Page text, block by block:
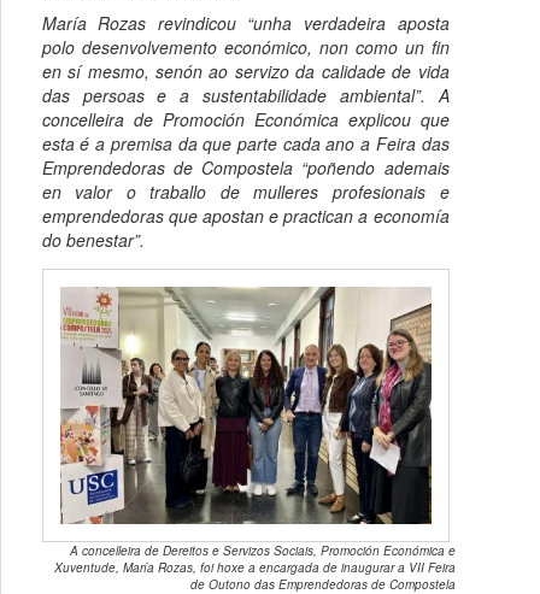
María Rozas revindicou “unha verdadeira aposta
polo desenvolvemento económico, non como un fin
en sí mesmo, senón ao servizo da calidade de vida
das persoas e a sustentabilidade ambiental”. A
concelleira de Promoción Económica explicou que
esta é a premisa da que parte cada ano a Feira das
Emprendedoras de Compostela “poñendo ademais
en valor o traballo de mulleres profesionais e
emprendedoras que apostan e practican a economía
do benestar”.
A concelleira de Dereitos e Servizos Sociais, Promoción Económica e
Xuventude, María Rozas, foi hoxe a encargada de inaugurar a VII Feira
de Outono das Emprendedoras de Compostela